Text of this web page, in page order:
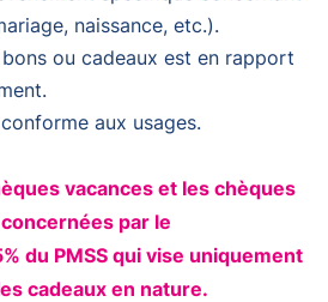
naissance, etc.).
bons ou cadeaux est en rapport
aux usages.
vacances et les chèques
par le
du PMSS qui vise uniquement
cadeaux en nature.